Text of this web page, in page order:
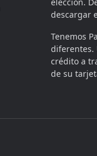
descargar
Tenemos
diferentes.
crédito a
de su